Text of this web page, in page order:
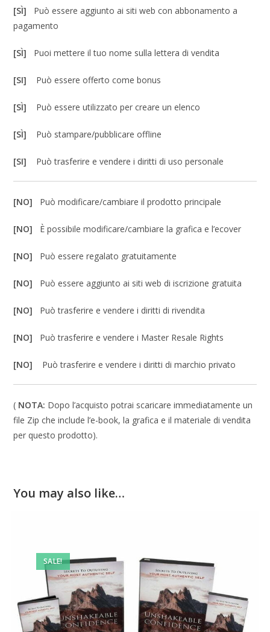
[SÌ] Può essere aggiunto ai siti web con abbonamento a
pagamento
[SÌ] Puoi mettere il tuo nome sulla lettera di vendita
[SI] Può essere offerto come bonus
[SÌ] Può essere utilizzato per creare un elenco
[SÌ] Può stampare/pubblicare offline
[SI] Può trasferire e vendere i diritti di uso personale
[NO] Può modificare/cambiare il prodotto principale
[NO] È possibile modificare/cambiare la grafica e l’ecover
[NO] Può essere regalato gratuitamente
[NO] Può essere aggiunto ai siti web di iscrizione gratuita
[NO] Può trasferire e vendere i diritti di rivendita
[NO] Può trasferire e vendere i Master Resale Rights
[NO] Può trasferire e vendere i diritti di marchio privato
( NOTA: Dopo l’acquisto potrai scaricare immediatamente un
file Zip che include l’e-book, la grafica e il materiale di vendita
per questo prodotto).
You may also like…
SALE!